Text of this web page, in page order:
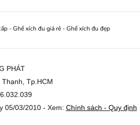
-Ghế xích đu giá rẻ-Ghế xích đu đẹp
PHÁT
Tp.HCM
05/03/2010 - Xem: Chính sách - Quy định